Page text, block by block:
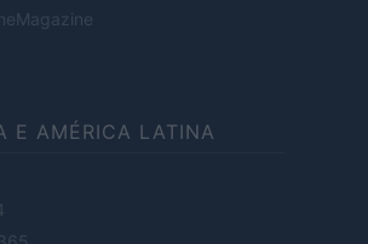
E AMÉRICA LATINA